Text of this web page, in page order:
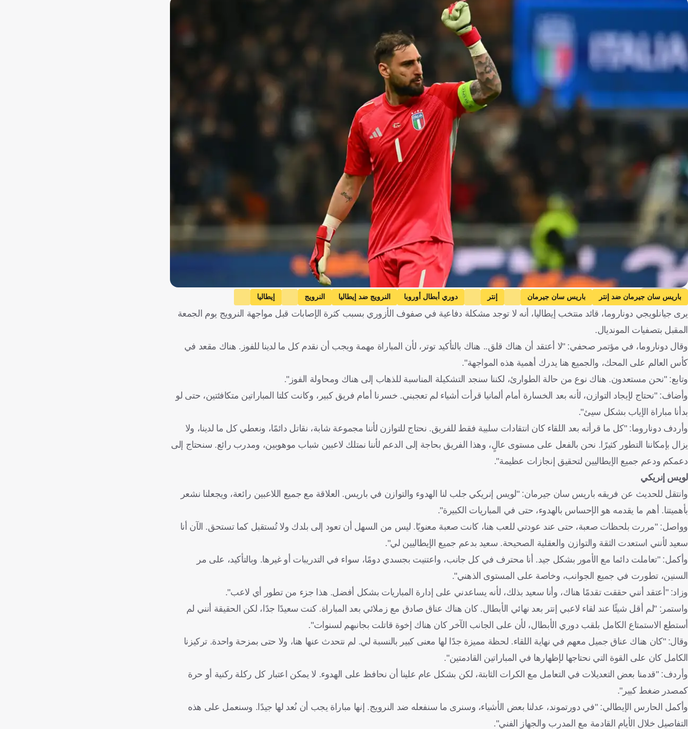
Getty Images
باريس سان جيرمان ضد إنتر باريس سان جيرمان إنتر دوري أبطال أوروبا النرويج ضد إيطاليا النرويج
إيطاليا
التصفيات المؤهلة لكأس العالم - أوروبا
جيانلويجي دوناروما لويس إنريكي إرلينج هالاند فرانشيسكو آتشيربي فرنسا إيطاليا ألمانيا
النرويج
إسبانيا
كرة قدم
يرى جيانلويجي دوناروما، قائد منتخب إيطاليا، أنه لا توجد مشكلة دفاعية في صفوف الأزوري بسبب كثرة الإصابات قبل مواجهة النرويج يوم الجمعة
المقبل بتصفيات المونديال.
وقال دوناروما، في مؤتمر صحفي: "لا أعتقد أن هناك قلق.. هناك بالتأكيد توتر، لأن المباراة مهمة ويجب أن نقدم كل ما لدينا للفوز. هناك مقعد في
كأس العالم على المحك، والجميع هنا يدرك أهمية هذه المواجهة".
وتابع: "نحن مستعدون. هناك نوع من حالة الطوارئ، لكننا سنجد التشكيلة المناسبة للذهاب إلى هناك ومحاولة الفوز".
وأضاف: "نحتاج لإيجاد التوازن، لأنه بعد الخسارة أمام ألمانيا قرأت أشياء لم تعجبني. خسرنا أمام فريق كبير، وكانت كلتا المباراتين متكافئتين، حتى لو
بدأنا مباراة الإياب بشكل سيئ".
وأردف دوناروما: "كل ما قرأته بعد اللقاء كان انتقادات سلبية فقط للفريق. نحتاج للتوازن لأننا مجموعة شابة، نقاتل دائمًا، ونعطي كل ما لدينا، ولا
يزال بإمكاننا التطور كثيرًا. نحن بالفعل على مستوى عالٍ، وهذا الفريق بحاجة إلى الدعم لأننا نمتلك لاعبين شباب موهوبين، ومدرب رائع. سنحتاج إلى
دعمكم ودعم جميع الإيطاليين لتحقيق إنجازات عظيمة".
لويس إنريكي
وانتقل للحديث عن فريقه باريس سان جيرمان: "لويس إنريكي جلب لنا الهدوء والتوازن في باريس. العلاقة مع جميع اللاعبين رائعة، ويجعلنا نشعر
بأهميتنا. أهم ما يقدمه هو الإحساس بالهدوء، حتى في المباريات الكبيرة".
وواصل: "مررت بلحظات صعبة، حتى عند عودتي للعب هنا، كانت صعبة معنويًا. ليس من السهل أن تعود إلى بلدك ولا تُستقبل كما تستحق. الآن أنا
سعيد لأنني استعدت الثقة والتوازن والعقلية الصحيحة. سعيد بدعم جميع الإيطاليين لي".
وأكمل: "تعاملت دائما مع الأمور بشكل جيد. أنا محترف في كل جانب، واعتنيت بجسدي دومًا، سواء في التدريبات أو غيرها. وبالتأكيد، على مر
السنين، تطورت في جميع الجوانب، وخاصة على المستوى الذهني".
وزاد: "أعتقد أنني حققت تقدمًا هناك، وأنا سعيد بذلك، لأنه يساعدني على إدارة المباريات بشكل أفضل. هذا جزء من تطور أي لاعب".
واستمر: "لم أقل شيئًا عند لقاء لاعبي إنتر بعد نهائي الأبطال. كان هناك عناق صادق مع زملائي بعد المباراة. كنت سعيدًا جدًا، لكن الحقيقة أنني لم
أستطع الاستمتاع الكامل بلقب دوري الأبطال، لأن على الجانب الآخر كان هناك إخوة قاتلت بجانبهم لسنوات".
وقال: "كان هناك عناق جميل معهم في نهاية اللقاء. لحظة مميزة جدًا لها معنى كبير بالنسبة لي. لم نتحدث عنها هنا، ولا حتى بمزحة واحدة. تركيزنا
الكامل كان على القوة التي نحتاجها لإظهارها في المباراتين القادمتين".
وأردف: "قدمنا بعض التعديلات في التعامل مع الكرات الثابتة، لكن بشكل عام علينا أن نحافظ على الهدوء. لا يمكن اعتبار كل ركلة ركنية أو حرة
كمصدر ضغط كبير".
وأكمل الحارس الإيطالي: "في دورتموند، عدلنا بعض الأشياء، وسنرى ما سنفعله ضد النرويج. إنها مباراة يجب أن نُعد لها جيدًا. وسنعمل على هذه
التفاصيل خلال الأيام القادمة مع المدرب والجهاز الفني".